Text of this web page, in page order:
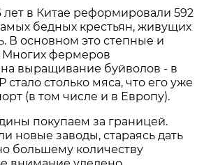
лет в Китае реформировали 592
бедных крестьян, живущих
В основном это степные и
фермеров
выращивание буйволов - в
стало столько мяса, что его уже
(в том числе и в Европу).
покупаем за границей.
новые заводы, стараясь дать
большему количеству